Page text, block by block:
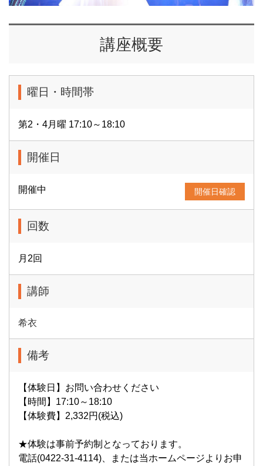
講座概要
曜日・時間帯
第2・4月曜 17:10～18:10
開催日
開催中 開催日確認
回数
月2回
講師
希衣
備考
【体験日】お問い合わせください
【時間】17:10～18:10
【体験費】2,332円(税込)
★体験は事前予約制となっております。
電話(0422-31-4114)、または当ホームページよりお申